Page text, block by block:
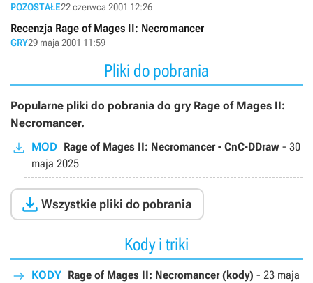
POZOSTAŁE22 czerwca 2001 12:26
Recenzja Rage of Mages II: Necromancer
GRY29 maja 2001 11:59
Pliki do pobrania
Popularne pliki do pobrania do gry Rage of Mages II:
Necromancer.
MOD Rage of Mages II: Necromancer - CnC-DDraw - 30
maja 2025
 Wszystkie pliki do pobrania
Kody i triki
KODY Rage of Mages II: Necromancer (kody) - 23 maja